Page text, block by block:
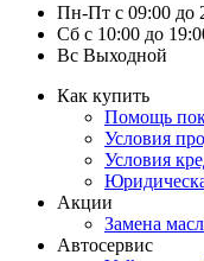
Пн-Пт с 09:00 до
Сб с 10:00 до
Вс Выходной
Как купить
Помощь
Условия
Условия
Акции
Замена
Автосервис